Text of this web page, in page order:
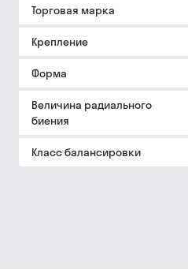
Торговая марка
Крепление
Форма
Величина радиального
биения
Класс балансировки